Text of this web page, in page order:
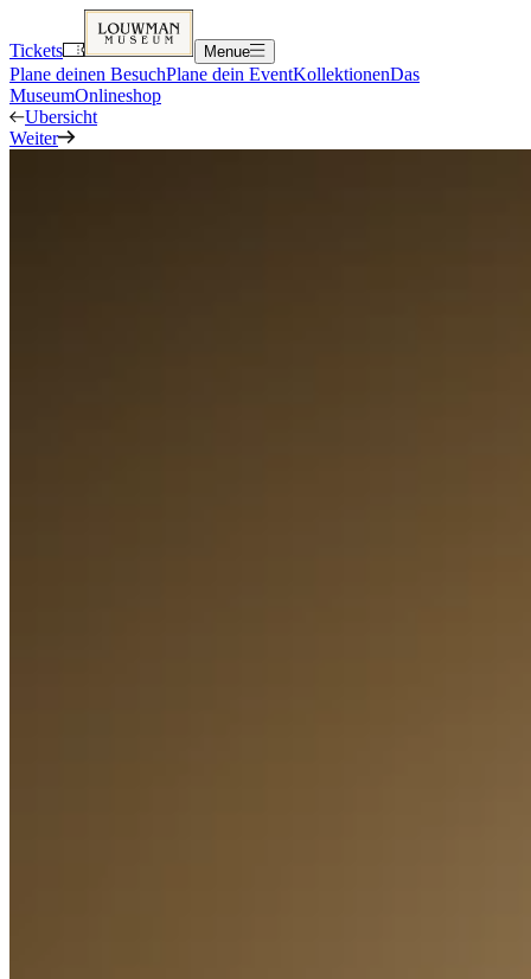
Tickets Menue
Plane deinen BesuchPlane dein EventKollektionenDas
MuseumOnlineshop
Ubersicht
Weiter